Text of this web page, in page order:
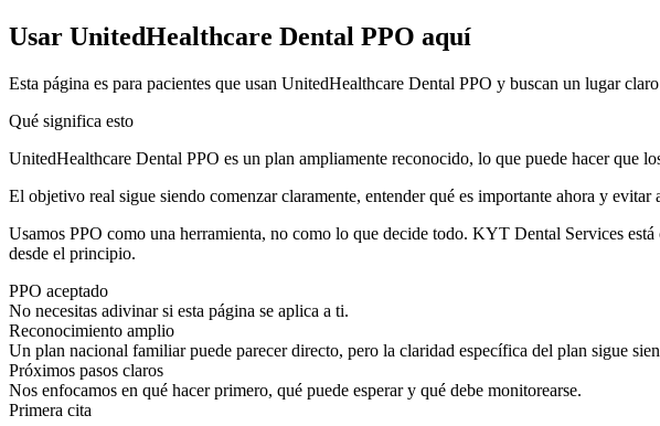
Usar UnitedHealthcare Dental PPO aquí
Esta página es para pacientes que usan UnitedHealthcare Dental PPO y buscan un lugar
Qué significa esto
UnitedHealthcare Dental PPO es un plan ampliamente reconocido, lo que puede hacer que
El objetivo real sigue siendo comenzar claramente, entender qué es importante ahora y
Usamos PPO como una herramienta, no como lo que decide todo. KYT Dental Services
desde el principio.
PPO aceptado
No necesitas adivinar si esta página se aplica a ti.
Reconocimiento amplio
Un plan nacional familiar puede parecer directo, pero la claridad específica del plan sigue
Próximos pasos claros
Nos enfocamos en qué hacer primero, qué puede esperar y qué debe monitorearse.
Primera cita